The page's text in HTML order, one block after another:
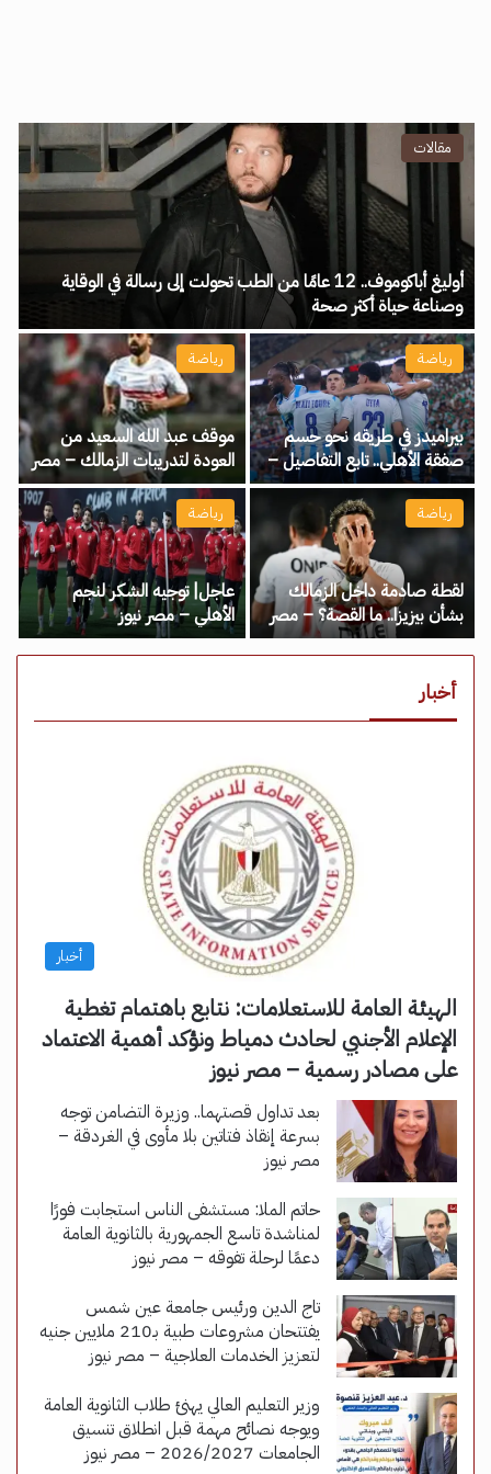
مقالات
أوليغ أباكوموف.. 12 عامًا من الطب تحولت إلى رسالة في الوقاية
وصناعة حياة أكثر صحة
رياضة
بيراميدز في طريقه نحو حسم
صفقة الأهلي.. تابع التفاصيل –
مصر نيوز
رياضة
موقف عبد الله السعيد من
العودة لتدريبات الزمالك – مصر
نيوز
رياضة
لقطة صادمة داخل الزمالك
بشأن بيزيزا.. ما القصة؟ – مصر
نيوز
رياضة
عاجل| توجيه الشكر لنجم
الأهلي – مصر نيوز
أخبار
أخبار
الهيئة العامة للاستعلامات: نتابع باهتمام تغطية
الإعلام الأجنبي لحادث دمياط ونؤكد أهمية الاعتماد
على مصادر رسمية – مصر نيوز
بعد تداول قصتهما.. وزيرة التضامن توجه
بسرعة إنقاذ فتاتين بلا مأوى في الغردقة –
مصر نيوز
حاتم الملا: مستشفى الناس استجابت فورًا
لمناشدة تاسع الجمهورية بالثانوية العامة
دعمًا لرحلة تفوقه – مصر نيوز
تاج الدين ورئيس جامعة عين شمس
يفتتحان مشروعات طبية بـ210 ملايين جنيه
لتعزيز الخدمات العلاجية – مصر نيوز
وزير التعليم العالي يهنئ طلاب الثانوية العامة
ويوجه نصائح مهمة قبل انطلاق تنسيق
الجامعات 2026/2027 – مصر نيوز